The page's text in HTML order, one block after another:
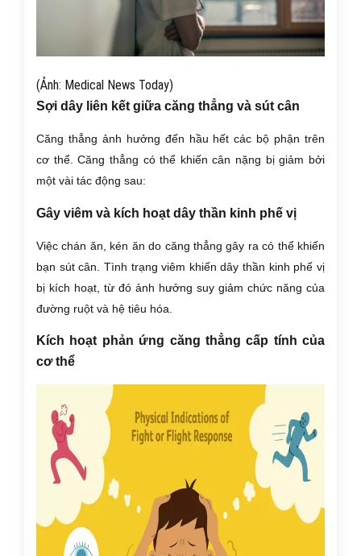
(Ảnh: Medical News Today)
Sợi dây liên kết giữa căng thẳng và sút cân
Căng thẳng ảnh hưởng đến hầu hết các bộ phận trên
cơ thể. Căng thẳng có thể khiến cân nặng bị giảm bởi
một vài tác động sau:
Gây viêm và kích hoạt dây thần kinh phế vị
Việc chán ăn, kén ăn do căng thẳng gây ra có thể khiến
bạn sút cân. Tình trạng viêm khiến dây thần kinh phế vị
bị kích hoạt, từ đó ảnh hưởng suy giảm chức năng của
đường ruột và hệ tiêu hóa.
Kích hoạt phản ứng căng thẳng cấp tính của
cơ thể